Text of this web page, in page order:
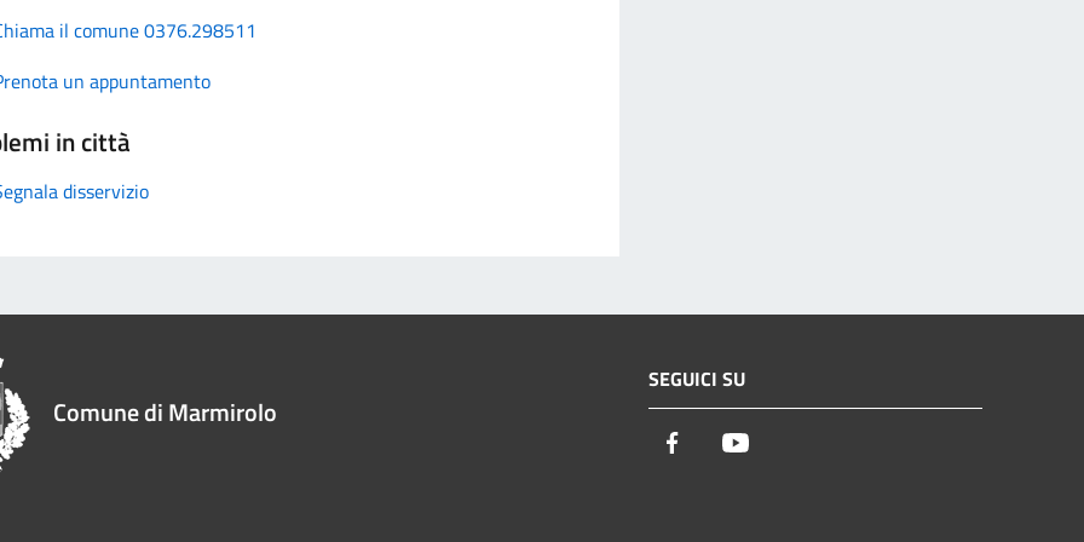
il comune 0376.298511
un appuntamento
in città
disservizio
Comune di Marmirolo
SEGUICI SU
Facebook